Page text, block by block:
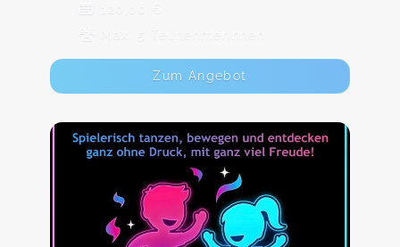
120,00 €
Max. 5 TeilnehmerInnen
Zum Angebot